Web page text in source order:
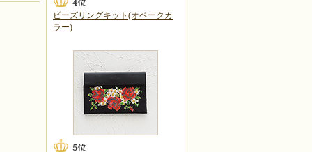
ビーズリングキット(オペークカ
ラー)